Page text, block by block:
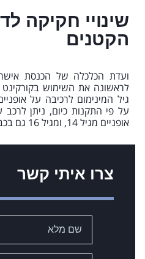
שינויי חקיקה
הקטנים
ועדת הכלכלה של הכנסת
לראשונה את השימוש
על פי התקנות כיום, ניתן לרכב
אופניים מגיל 14, ומגיל 16 גם בכבישים.
צרו איתי קשר